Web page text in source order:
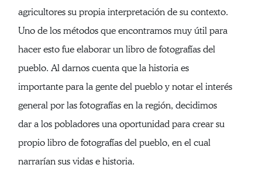
agricultores su propia interpretación de su contexto.
Uno de los métodos que encontramos muy útil para
hacer esto fue elaborar un libro de fotografías del
pueblo. Al darnos cuenta que la historia es
importante para la gente del pueblo y notar el interés
general por las fotografías en la región, decidimos
dar a los pobladores una oportunidad para crear su
propio libro de fotografías del pueblo, en el cual
narrarían sus vidas e historia.